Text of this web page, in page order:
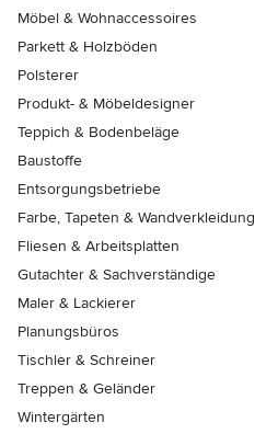
Möbel & Wohnaccessoires
Parkett & Holzböden
Polsterer
Produkt- & Möbeldesigner
Teppich & Bodenbeläge
Baustoffe
Entsorgungsbetriebe
Farbe, Tapeten & Wandverkleidung
Fliesen & Arbeitsplatten
Gutachter & Sachverständige
Maler & Lackierer
Planungsbüros
Tischler & Schreiner
Treppen & Geländer
Wintergärten